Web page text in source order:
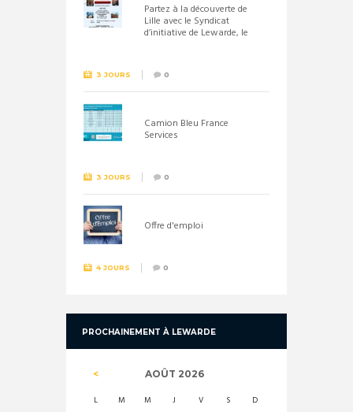
Partez à la découverte de
Lille avec le Syndicat
d’initiative de Lewarde, le
3 JOURS 0
Camion Bleu France
Services
3 JOURS 0
Offre d'emploi
4 JOURS 0
PROCHAINEMENT À LEWARDE
AOÛT 2026
L M M J V S D